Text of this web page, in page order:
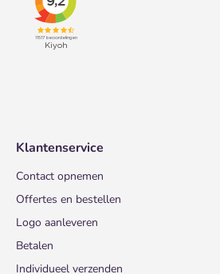
Klantenservice
Contact opnemen
Offertes en bestellen
Logo aanleveren
Betalen
Individueel verzenden